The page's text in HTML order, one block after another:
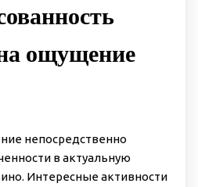
ощущение
непосредственно
в актуальную
Интересные активности